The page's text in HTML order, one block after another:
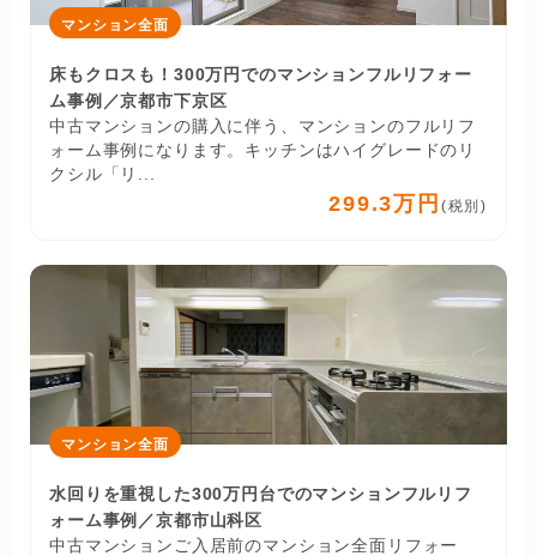
マンション全面
床もクロスも！300万円でのマンションフルリフォー
ム事例／京都市下京区
中古マンションの購入に伴う、マンションのフルリフ
ォーム事例になります。キッチンはハイグレードのリ
クシル「リ...
299.3万円 (税別)
マンション全面
水回りを重視した300万円台でのマンションフルリフ
ォーム事例／京都市山科区
中古マンションご入居前のマンション全面リフォー